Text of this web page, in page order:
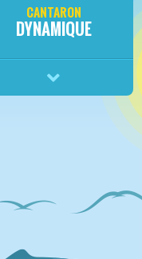
CANTARON
DYNAMIQUE